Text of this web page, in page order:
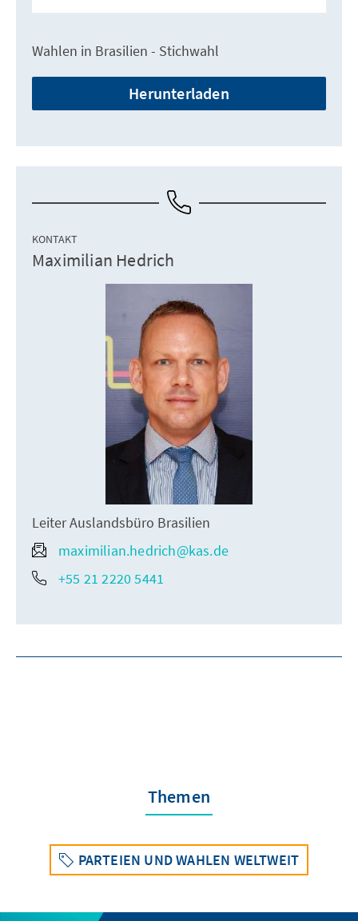
Wahlen in Brasilien - Stichwahl
Herunterladen
KONTAKT
Maximilian Hedrich
Leiter Auslandsbüro Brasilien
maximilian.hedrich@kas.de
+55 21 2220 5441
Themen
PARTEIEN UND WAHLEN WELTWEIT